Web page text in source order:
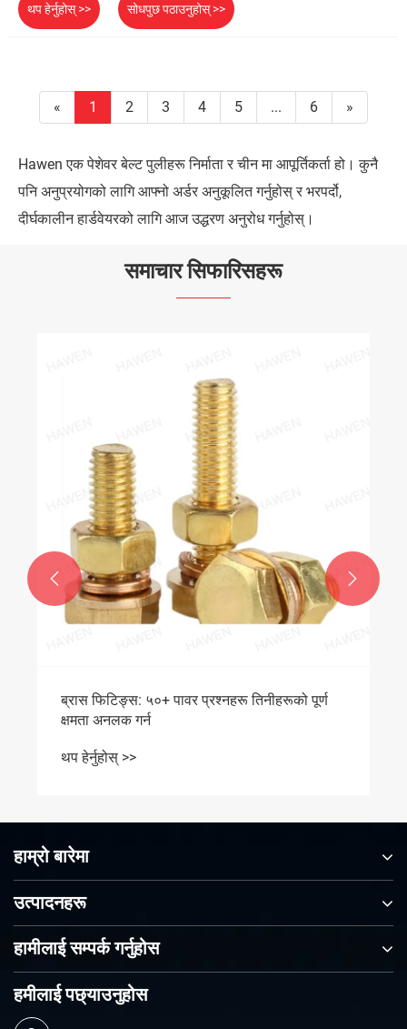
थप हेर्नुहोस् >> सोधपुछ पठाउनुहोस् >>
« 1 2 3 4 5 ... 6 »
Hawen एक पेशेवर बेल्ट पुलीहरू निर्माता र चीन मा आपूर्तिकर्ता हो। कुनै
पनि अनुप्रयोगको लागि आफ्नो अर्डर अनुकूलित गर्नुहोस् र भरपर्दो,
दीर्घकालीन हार्डवेयरको लागि आज उद्धरण अनुरोध गर्नुहोस्।
समाचार सिफारिसहरू
रोटर एसेम्बलीको लागि वजन पिन कसरी सन्तुलन गर्न
सक्छ रोटर प्रदर्शन र औद्योगिक विश्वसनीयता सुधार
थप हेर्नुहोस् >>
 
हाम्रो बारेमा
उत्पादनहरू
हामीलाई सम्पर्क गर्नुहोस
हमीलाई पछ्याउनुहोस